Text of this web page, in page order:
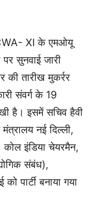
XI के एमओयू
सुनवाई जारी
की तारीख मुकर्रर
संवर्ग के 19
है। इसमें सचिव हैवी
नई दिल्ली,
इंडिया चेयरमैन,
संबंध),
पार्टी बनाया गया